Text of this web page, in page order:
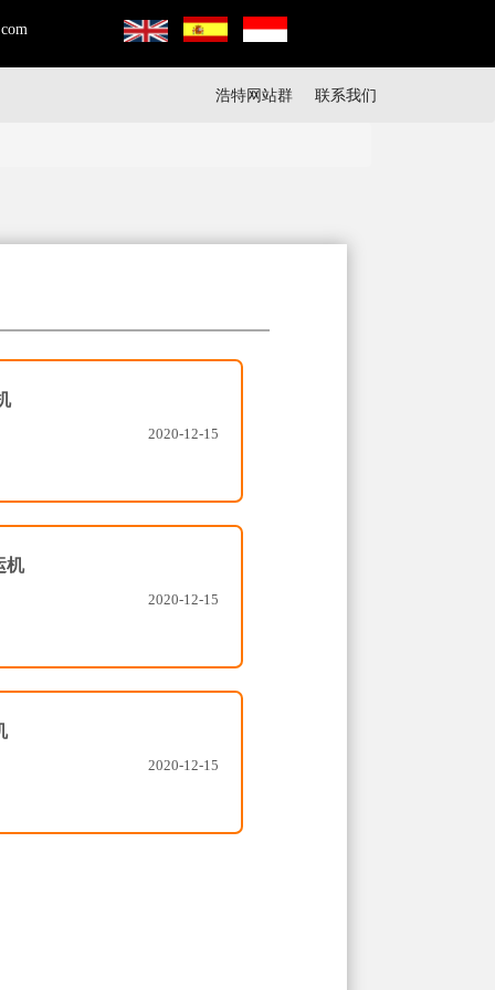
浩特网站群 联系我们
2020-12-15
机
2020-12-15
2020-12-15